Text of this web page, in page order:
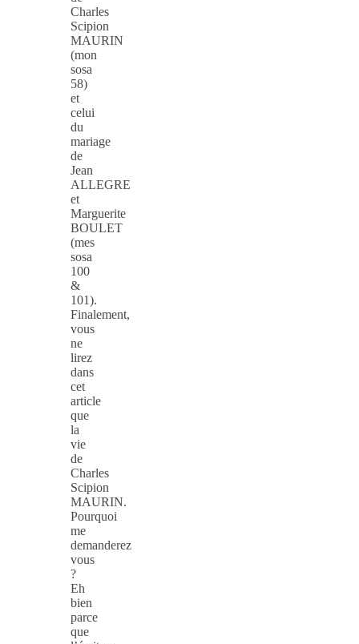
Charles
Scipion
MAURIN
(mon
sosa
58)
et
celui
du
mariage
de
Jean
ALLEGRE
et
Marguerite
BOULET
(mes
sosa
100
&
101).
Finalement,
vous
ne
lirez
dans
cet
article
que
la
vie
de
Charles
Scipion
MAURIN.
Pourquoi
me
demanderez
vous
?
Eh
bien
parce
que